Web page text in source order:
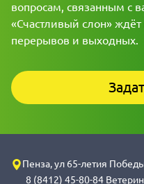
вопросам, связанным с
«Счастливый слон» ждёт
перерывов и выходных.
Пенза, ул 65-летия
8 (8412) 45-80-84